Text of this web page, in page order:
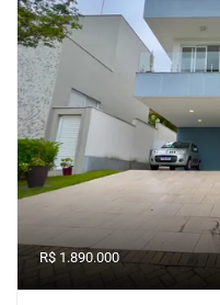
R$ 1.890.000